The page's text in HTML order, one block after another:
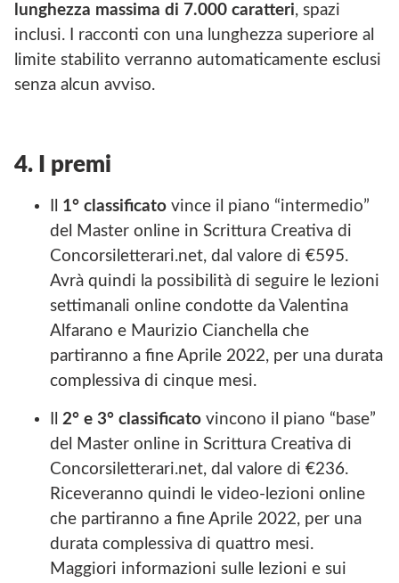
lunghezza massima di 7.000 caratteri, spazi
inclusi. I racconti con una lunghezza superiore al
limite stabilito verranno automaticamente esclusi
senza alcun avviso.
4. I premi
1° classificato vince il piano “intermedio”
del Master online in Scrittura Creativa di
Concorsiletterari.net, dal valore di €595.
Avrà quindi la possibilità di seguire le lezioni
settimanali online condotte da Valentina
Alfarano e Maurizio Cianchella che
partiranno a fine Aprile 2022, per una durata
complessiva di cinque mesi.
2° e 3° classificato vincono il piano “base”
del Master online in Scrittura Creativa di
Concorsiletterari.net, dal valore di €236.
Riceveranno quindi le video-lezioni online
che partiranno a fine Aprile 2022, per una
durata complessiva di quattro mesi.
Maggiori informazioni sulle lezioni e sui